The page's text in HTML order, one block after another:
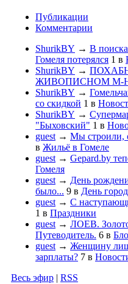
Публикации
Комментарии
ShurikBY → В
Гомеля потерялся 1 в
ShurikBY →
ЖИВОПИСНОМ М-
ShurikBY →
со скидкой 1 в
ShurikBY →
"Быховский" 1 в
guest → Мы строили,
в Жильё в Гомеле
guest → Gepard.by
Гомеля
guest → День
было... 9 в День
guest → С
1 в Праздники
guest → ЛОЕВ.
Путеводитель. 6 в
guest → Женщину
зарплаты? 7 в
Весь эфир | RSS